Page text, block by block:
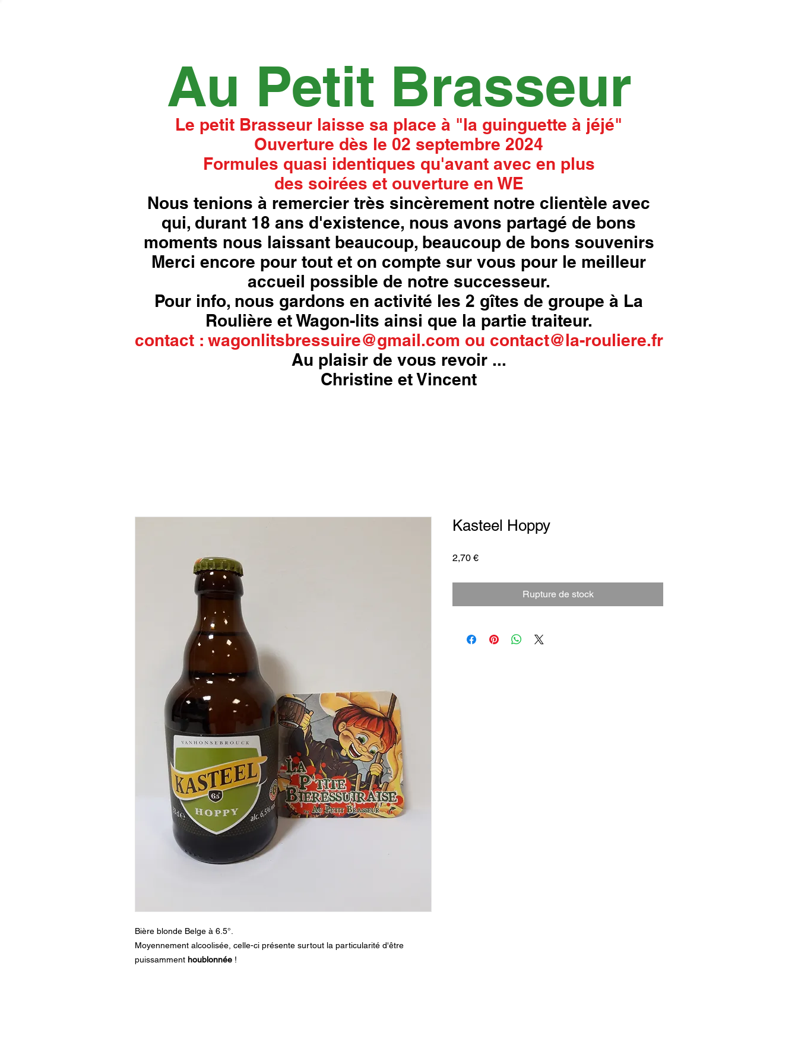
Au Petit Brasseur
Le petit Brasseur laisse sa place à "la guinguette à jéjé"
Ouverture dès le 02 septembre 2024
Formules quasi identiques qu'avant avec en plus
des soirées et ouverture en WE
Nous tenions à remercier très sincèrement notre clientèle avec
qui, durant 18 ans d'existence, nous avons partagé de bons
moments nous laissant beaucoup, beaucoup de bons souvenirs
Merci encore pour tout et on compte sur vous pour le meilleur
accueil possible de notre successeur.
Pour info, nous gardons en activité les 2 gîtes de groupe à La
Roulière et Wagon-lits ainsi que la partie traiteur.
contact : wagonlitsbressuire@gmail.com ou contact@la-rouliere.fr
Au plaisir de vous revoir ...
Christine et Vincent
Bière blonde Belge à 6.5°.
Moyennement alcoolisée, celle-ci présente surtout la particularité d'être
puissamment houblonnée !
Kasteel Hoppy
2,70 €Prix
Rupture de stock